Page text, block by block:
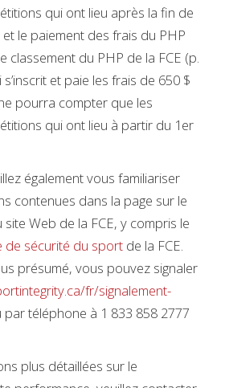
qui ont lieu après la fin de
et le paiement des frais du PHP
classement du PHP de la FCE (p.
et paie les frais de 650 $
pourra compter que les
qui ont lieu à partir du 1er
également vous familiariser
contenues dans la page sur le
site Web de la FCE, y compris le
de sécurité du sport de la FCE.
présumé, vous pouvez signaler
fr/signalement-
par téléphone à 1 833 858 2777
plus détaillées sur le